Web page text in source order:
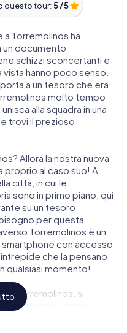
questo tour:5 / 5
Torremolinos ha
documento
schizzi sconcertanti e
hanno poco senso.
a un tesoro che era
molto tempo
alla squadra in una
trovi il prezioso
Allora la nostra nuova
proprio al caso suo! A
città, in cui le
sono in primo piano, qui
su un tesoro
per questa
Torremolinos è un
con accesso
che la pensano
qualsiasi momento!
a Torremolinos, si
per una riunione